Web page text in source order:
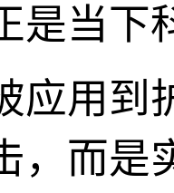
是当下
应用到
，而是